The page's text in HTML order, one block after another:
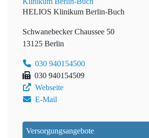
HELIOS Klinikum Berlin-Buch
Schwanebecker Chaussee 50
13125 Berlin
030 940154500
030 940154509
Webseite
E-Mail
Versorgungsangebote